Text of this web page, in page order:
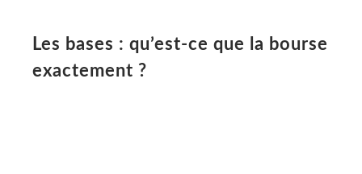
Les bases : qu’est-ce que la bourse
exactement ?